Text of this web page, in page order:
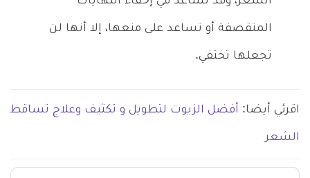
المتقصفة أو تساعد على منعها، إلا أنها لن
تجعلها تختفي.
اقرئي أيضا: أفضل الزيوت لتطويل و تكثيف وعلاج تساقط
الشعر